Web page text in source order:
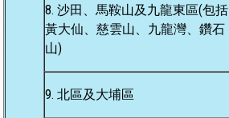
8. 沙田、馬鞍山及九龍東區(包括
黃大仙、慈雲山、九龍灣、鑽石
山)
9. 北區及大埔區